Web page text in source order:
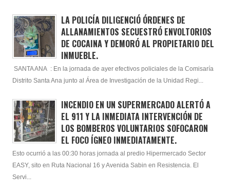
LA POLICÍA DILIGENCIÓ ÓRDENES DE
ALLANAMIENTOS SECUESTRÓ ENVOLTORIOS
DE COCAINA Y DEMORÓ AL PROPIETARIO DEL
INMUEBLE.
SANTA ANA : En la jornada de ayer efectivos policiales de la Comisaría
Distrito Santa Ana junto al Área de Investigación de la Unidad Regi...
INCENDIO EN UN SUPERMERCADO ALERTÓ A
EL 911 Y LA INMEDIATA INTERVENCIÓN DE
LOS BOMBEROS VOLUNTARIOS SOFOCARON
EL FOCO ÍGNEO INMEDIATAMENTE.
Esto ocurrió a las 00:30 horas jornada al predio Hipermercado Sector
EASY, sito en Ruta Nacional 16 y Avenida Sabin en Resistencia. El
Servi...